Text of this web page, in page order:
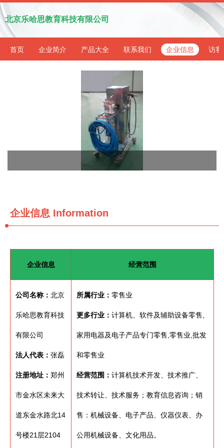
北京乐哈思教育科技有限公司
首页 企业简介 产品大全 联系我们 企业信息 访客
企业信息 Information
企业信息 经营范围
公司名称： 北京
乐哈思教育科技
有限公司
法人代表： 张磊
注册地址： 郑州
市金水区未来大
道东金水路北14
号楼21层2104
所属行业： 零售业
更多行业： 计算机、软件及辅助设备零售,
家用电器及电子产品专门零售,零售业,批发
和零售业
经营范围： 计算机技术开发、技术推广、
技术转让、技术服务；教育信息咨询；销
售：机械设备、电子产品、仪器仪表、办
公用机械设备、文化用品。